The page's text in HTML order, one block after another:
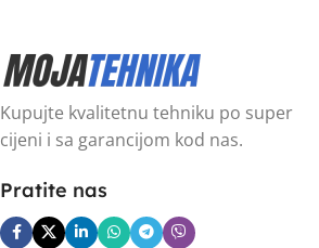
Kupujte kvalitetnu tehniku po super
cijeni i sa garancijom kod nas.
Pratite nas